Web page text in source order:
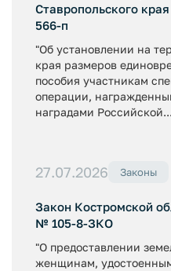
Ставропольского
566-п
"Об установлении на
края размеров
пособия участникам
операции,
наградами Российской...
27.07.2026 Законы
Закон Костромской
№ 105-8-ЗКО
"О предоставлении
женщинам,